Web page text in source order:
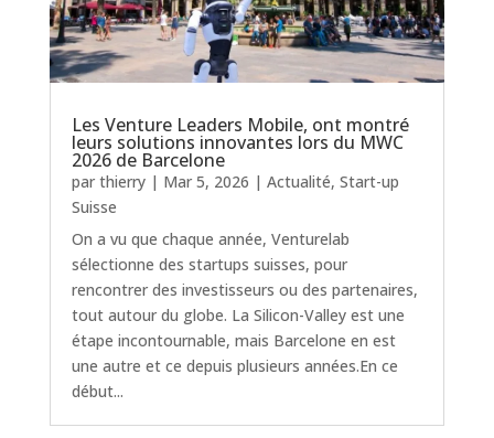
Les Venture Leaders Mobile, ont montré
leurs solutions innovantes lors du MWC
2026 de Barcelone
par thierry| Mar 5, 2026 | Actualité, Start-up
Suisse
On a vu que chaque année, Venturelab
sélectionne des startups suisses, pour
rencontrer des investisseurs ou des partenaires,
tout autour du globe. La Silicon-Valley est une
étape incontournable, mais Barcelone en est
une autre et ce depuis plusieurs années.En ce
début...